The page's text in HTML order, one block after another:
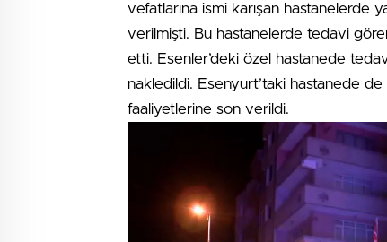
vefatlarına ismi karışan hastanelerde
verilmişti. Bu hastanelerde tedavi
etti. Esenler’deki özel hastanede
nakledildi. Esenyurt’taki hastanede
faaliyetlerine son verildi.